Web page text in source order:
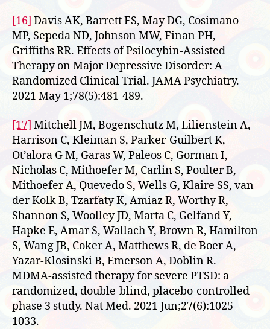
[16] Davis AK, Barrett FS, May DG, Cosimano
MP, Sepeda ND, Johnson MW, Finan PH,
Griffiths RR. Effects of Psilocybin-Assisted
Therapy on Major Depressive Disorder: A
Randomized Clinical Trial. JAMA Psychiatry.
2021 May 1;78(5):481-489.
[17] Mitchell JM, Bogenschutz M, Lilienstein A,
Harrison C, Kleiman S, Parker-Guilbert K,
Ot’alora G M, Garas W, Paleos C, Gorman I,
Nicholas C, Mithoefer M, Carlin S, Poulter B,
Mithoefer A, Quevedo S, Wells G, Klaire SS, van
der Kolk B, Tzarfaty K, Amiaz R, Worthy R,
Shannon S, Woolley JD, Marta C, Gelfand Y,
Hapke E, Amar S, Wallach Y, Brown R, Hamilton
S, Wang JB, Coker A, Matthews R, de Boer A,
Yazar-Klosinski B, Emerson A, Doblin R.
MDMA-assisted therapy for severe PTSD: a
randomized, double-blind, placebo-controlled
phase 3 study. Nat Med. 2021 Jun;27(6):1025-
1033.